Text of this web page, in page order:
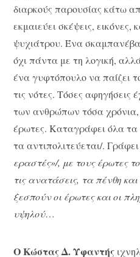
διαρκούς παρουσίας κάτω
εκμαιεύει σκέψεις, εικόνες,
ψυχιάτρου. Ένα
όχι πάντα με τη λογική,
ένα γυφτόπουλο να παίζει
τις νότες. Τόσες αφηγήσεις
των ανθρώπων τόσα χρόνια,
έρωτες. Καταγράφει όλα
τα αντιπολιτεύεται/.
εραστές»/, με τους έρωτες
τις ανατάσεις, τα πένθη
ξεσπούν οι έρωτες και οι
υψηλού…
Ο Κώστας Δ. Υφαντής